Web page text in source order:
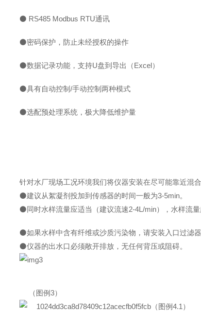
⚫ RS485 Modbus RTU通讯
⚫密码保护，防止未经授权的操作
⚫数据记录功能，支持U盘到导出（Excel）
⚫具有自动控制/手动控制两种模式
⚫选配预处理系统，极大降低维护量
针对水厂现场工况环境我们将仪器安装在尽可能靠近混
⚫建议从絮凝剂投加到传感器的时间一般为3-5min。
⚫同时水样流量应适当（建议流速2-4L/min），水样流
⚫如果水样中含有纤维或沙质污染物，请安装入口过滤器
⚫仪器的出水口必须敞开排放，无任何背压或阻碍。
（图例3）
（图例4.1）